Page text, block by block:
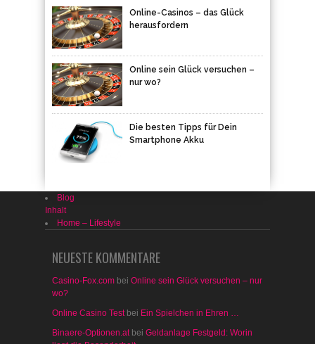
Online-Casinos – das Glück
herausfordern
Online sein Glück versuchen –
nur wo?
Die besten Tipps für Dein
Smartphone Akku
Blog
Inhalt
Home – Lifestyle
NEUESTE KOMMENTARE
Casino-Fox.com bei Online sein Glück versuchen – nur
wo?
Online Casino Testbei Ein Spielchen in Ehren …
Binaere-Optionen.atbei Geldanlage Festgeld: Worin